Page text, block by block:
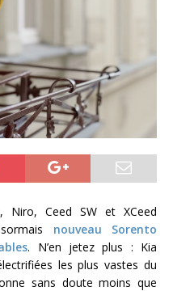
Niro, Ceed SW et XCeed
nouveau Sorento
. N’en jetez plus : Kia
les plus vastes du
sans doute moins que